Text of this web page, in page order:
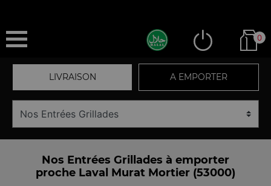
0
LIVRAISON A EMPORTER
Nos Entrées Grillades à emporter
proche Laval Murat Mortier (53000)